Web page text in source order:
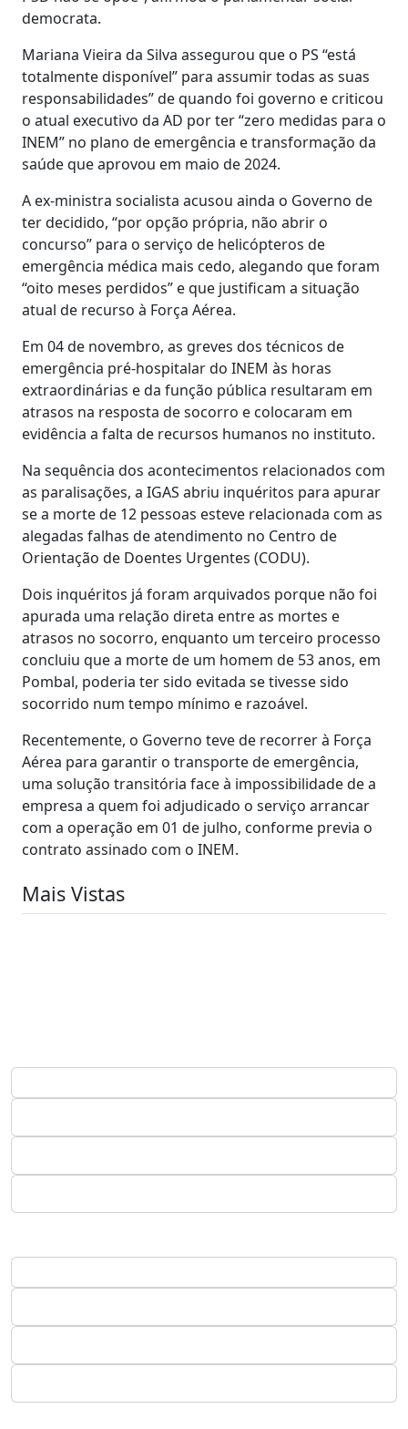
democrata.
Mariana Vieira da Silva assegurou que o PS “está
totalmente disponível” para assumir todas as suas
responsabilidades” de quando foi governo e criticou
o atual executivo da AD por ter “zero medidas para o
INEM” no plano de emergência e transformação da
saúde que aprovou em maio de 2024.
A ex-ministra socialista acusou ainda o Governo de
ter decidido, “por opção própria, não abrir o
concurso” para o serviço de helicópteros de
emergência médica mais cedo, alegando que foram
“oito meses perdidos” e que justificam a situação
atual de recurso à Força Aérea.
Em 04 de novembro, as greves dos técnicos de
emergência pré-hospitalar do INEM às horas
extraordinárias e da função pública resultaram em
atrasos na resposta de socorro e colocaram em
evidência a falta de recursos humanos no instituto.
Na sequência dos acontecimentos relacionados com
as paralisações, a IGAS abriu inquéritos para apurar
se a morte de 12 pessoas esteve relacionada com as
alegadas falhas de atendimento no Centro de
Orientação de Doentes Urgentes (CODU).
Dois inquéritos já foram arquivados porque não foi
apurada uma relação direta entre as mortes e
atrasos no socorro, enquanto um terceiro processo
concluiu que a morte de um homem de 53 anos, em
Pombal, poderia ter sido evitada se tivesse sido
socorrido num tempo mínimo e razoável.
Recentemente, o Governo teve de recorrer à Força
Aérea para garantir o transporte de emergência,
uma solução transitória face à impossibilidade de a
empresa a quem foi adjudicado o serviço arrancar
com a operação em 01 de julho, conforme previa o
contrato assinado com o INEM.
Mais Vistas